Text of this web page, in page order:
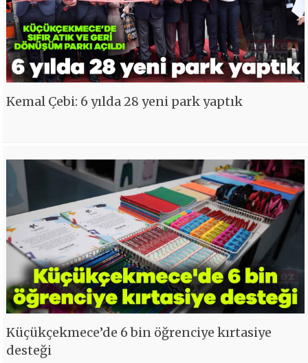
Kemal Çebi: 6 yılda 28 yeni park yaptık
Küçükçekmece’de 6 bin öğrenciye kırtasiye
desteği